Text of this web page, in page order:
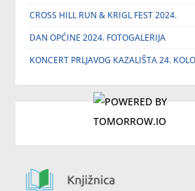
CROSS HILL RUN & KRIGL FEST 2024.
DAN OPĆINE 2024. FOTOGALERIJA
KONCERT PRLJAVOG KAZALIŠTA 24.